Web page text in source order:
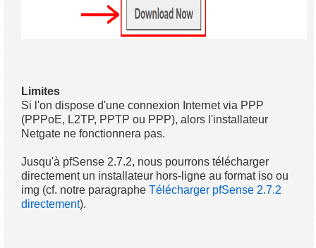
Limites
Si l'on dispose d'une connexion Internet via PPP
(PPPoE, L2TP, PPTP ou PPP), alors l'installateur
Netgate ne fonctionnera pas.
Jusqu'à pfSense 2.7.2, nous pourrons télécharger
directement un installateur hors-ligne au format iso ou
img (cf. notre paragrapheTélécharger pfSense 2.7.2
directement).